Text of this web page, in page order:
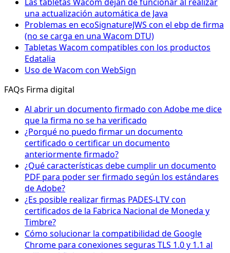
una actualización automática de Java
Problemas en ecoSignatureJWS con el ebp de firma
(no se carga en una Wacom DTU)
Tabletas Wacom compatibles con los productos
Edatalia
Uso de Wacom con WebSign
FAQs Firma digital
Al abrir un documento firmado con Adobe me dice
que la firma no se ha verificado
¿Porqué no puedo firmar un documento
certificado o certificar un documento
anteriormente firmado?
¿Qué características debe cumplir un documento
PDF para poder ser firmado según los estándares
de Adobe?
¿Es posible realizar firmas PADES-LTV con
certificados de la Fabrica Nacional de Moneda y
Timbre?
Cómo solucionar la compatibilidad de Google
Chrome para conexiones seguras TLS 1.0 y 1.1 al